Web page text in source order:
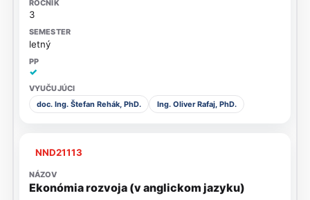
3
letný
✓
doc. Ing. Štefan Rehák, PhD. Ing. Oliver Rafaj, PhD.
NND21113
Ekonómia rozvoja (v anglickom jazyku)